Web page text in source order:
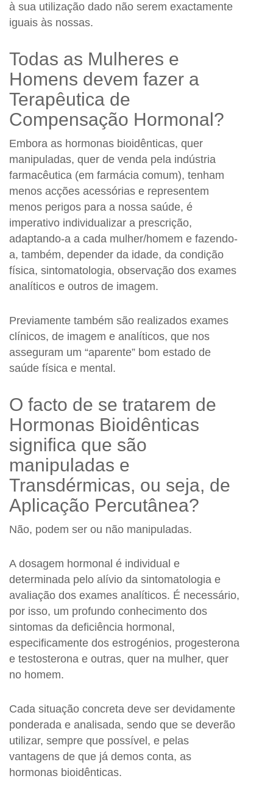
à sua utilização dado não serem exactamente
iguais às nossas.
Todas as Mulheres e
Homens devem fazer a
Terapêutica de
Compensação Hormonal?
Embora as hormonas bioidênticas, quer
manipuladas, quer de venda pela indústria
farmacêutica (em farmácia comum), tenham
menos acções acessórias e representem
menos perigos para a nossa saúde, é
imperativo individualizar a prescrição,
adaptando-a a cada mulher/homem e fazendo-
a, também, depender da idade, da condição
física, sintomatologia, observação dos exames
analíticos e outros de imagem.
Previamente também são realizados exames
clínicos, de imagem e analíticos, que nos
asseguram um “aparente” bom estado de
saúde física e mental.
O facto de se tratarem de
Hormonas Bioidênticas
significa que são
manipuladas e
Transdérmicas, ou seja, de
Aplicação Percutânea?
Não, podem ser ou não manipuladas.
A dosagem hormonal é individual e
determinada pelo alívio da sintomatologia e
avaliação dos exames analíticos. É necessário,
por isso, um profundo conhecimento dos
sintomas da deficiência hormonal,
especificamente dos estrogénios, progesterona
e testosterona e outras, quer na mulher, quer
no homem.
Cada situação concreta deve ser devidamente
ponderada e analisada, sendo que se deverão
utilizar, sempre que possível, e pelas
vantagens de que já demos conta, as
hormonas bioidênticas.